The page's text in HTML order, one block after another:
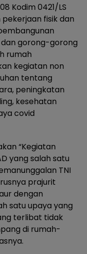
Kodim 0421/LS
fisik dan
gorong-gorong
rumah
kegiatan non
tentang
peningkatan
kesehatan
covid
“Kegiatan
yang salah satu
TNI
prajurit
dengan
satu upaya yang
terlibat tidak
di rumah-